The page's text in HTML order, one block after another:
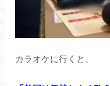
カラオケに行くと、